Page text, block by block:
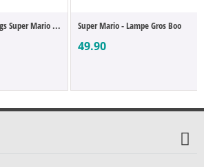
Super Mario ... Super Mario - Lampe Gros Boo
49.90